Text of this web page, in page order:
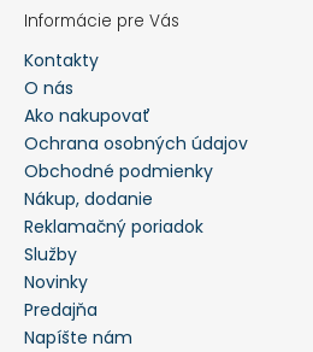
O
d
p
o
r
ú
č
a
m
e
Informácie pre Vás
Kontakty
O nás
Ako nakupovať
Ochrana osobných údajov
Obchodné podmienky
Nákup, dodanie
Reklamačný poriadok
Služby
Novinky
Predajňa
Napíšte nám